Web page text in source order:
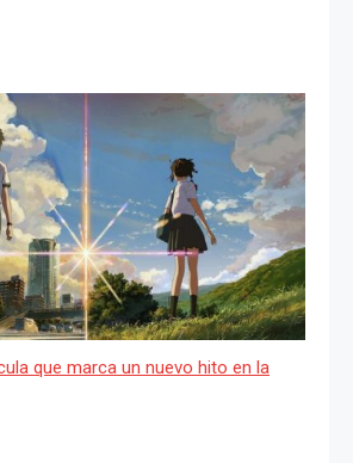
que marca un nuevo hito en la